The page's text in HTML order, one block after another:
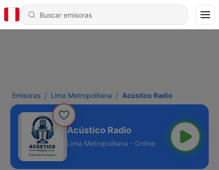
Emisoras Lima Metropolitana Acústico Radio
Acústico Radio
Lima Metropolitana - Online